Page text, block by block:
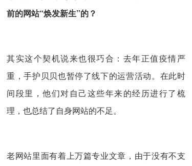
前的网站“焕发新生”的？
其实这个契机说来也很巧合：去年正值疫情严
重，手护贝贝也暂停了线下的运营活动。在此时
间段里，他们对自己这些年来的经历进行了梳
理，也总结了自身网站的不足。
老网站里面有着上万篇专业文章，由于没有不支